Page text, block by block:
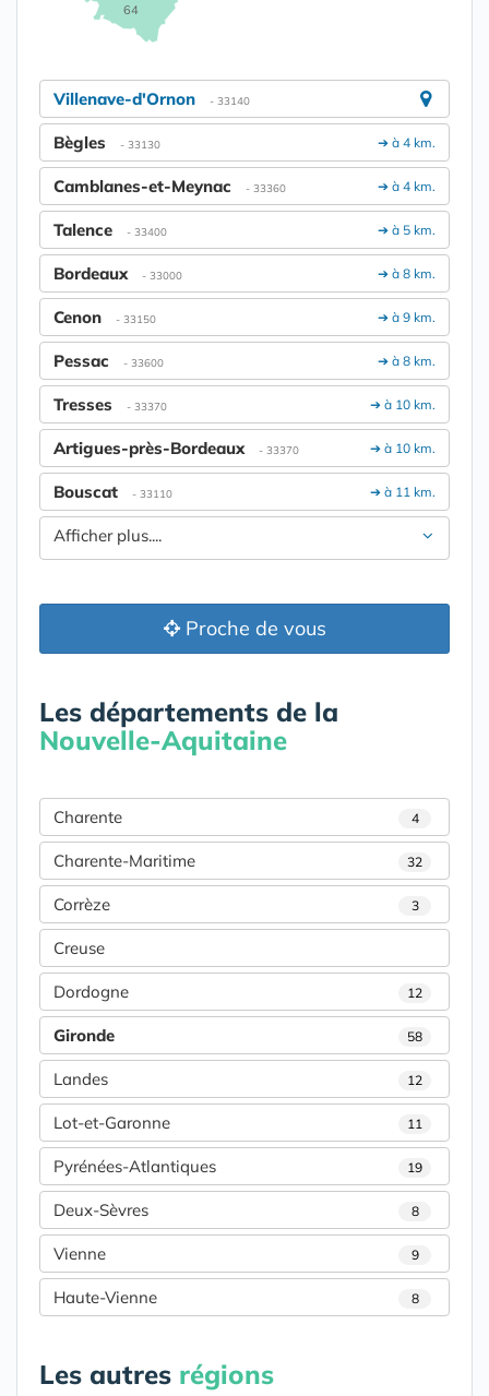
64
Villenave-d'Ornon - 33140
➔ à 4 km.
Bègles - 33130
➔ à 4 km.
Camblanes-et-Meynac - 33360
➔ à 5 km.
Talence - 33400
➔ à 8 km.
Bordeaux - 33000
➔ à 9 km.
Cenon - 33150
➔ à 8 km.
Pessac - 33600
➔ à 10 km.
Tresses - 33370
➔ à 10 km.
Artigues-près-Bordeaux - 33370
➔ à 11 km.
Bouscat - 33110
Afficher plus....
Proche de vous
Les départements de la
Nouvelle-Aquitaine
Charente 4
Charente-Maritime 32
Corrèze 3
Creuse
Dordogne 12
Gironde 58
Landes 12
Lot-et-Garonne 11
Pyrénées-Atlantiques 19
Deux-Sèvres 8
Vienne 9
Haute-Vienne 8
Les autres régions